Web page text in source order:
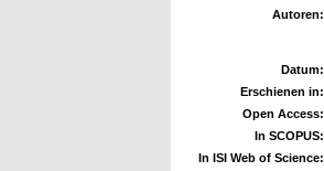
Autoren:
Datum:
Erschienen in:
Open Access:
In SCOPUS:
In ISI Web of Science: